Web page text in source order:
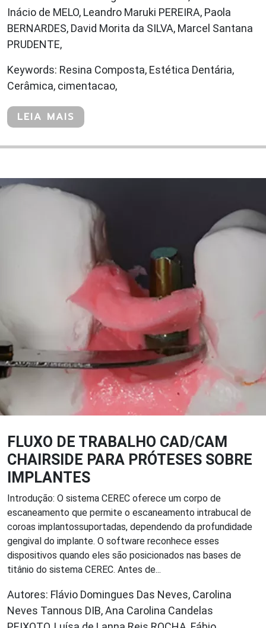
Inácio de MELO, Leandro Maruki PEREIRA, Paola
BERNARDES, David Morita da SILVA, Marcel Santana
PRUDENTE,
Keywords: Resina Composta, Estética Dentária,
Cerâmica, cimentacao,
LEIA MAIS
FLUXO DE TRABALHO CAD/CAM
CHAIRSIDE PARA PRÓTESES SOBRE
IMPLANTES
Introdução: O sistema CEREC oferece um corpo de
escaneamento que permite o escaneamento intrabucal de
coroas implantossuportadas, dependendo da profundidade
gengival do implante. O software reconhece esses
dispositivos quando eles são posicionados nas bases de
titânio do sistema CEREC. Antes de...
Autores: Flávio Domingues Das Neves, Carolina
Neves Tannous DIB, Ana Carolina Candelas